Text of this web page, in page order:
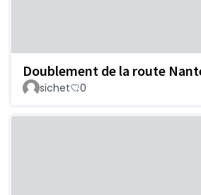
Doublement de la route
sichet 0